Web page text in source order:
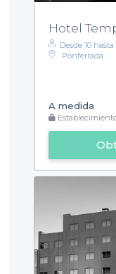
Hotel
Desde 10 hasta
Ponferrada
A medida